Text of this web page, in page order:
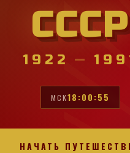
СССР
1922 —
МСК18:00:56
НАЧАТЬ